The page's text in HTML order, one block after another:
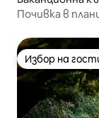
Почивка в
Избор на
Избор на